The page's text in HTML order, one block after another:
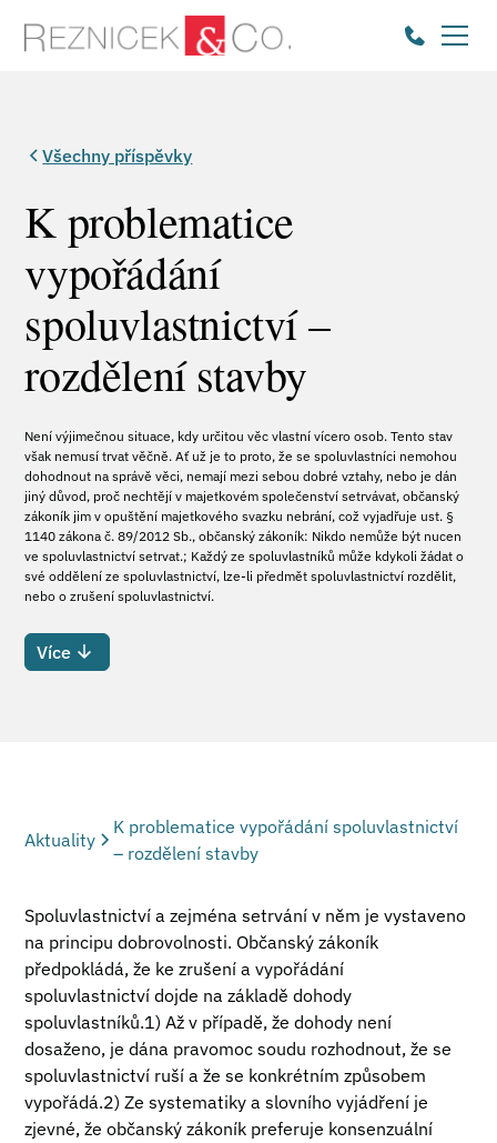
Všechny příspěvky
K problematice
vypořádání
spoluvlastnictví –
rozdělení stavby
Není výjimečnou situace, kdy určitou věc vlastní vícero osob. Tento stav
však nemusí trvat věčně. Ať už je to proto, že se spoluvlastníci nemohou
dohodnout na správě věci, nemají mezi sebou dobré vztahy, nebo je dán
jiný důvod, proč nechtějí v majetkovém společenství setrvávat, občanský
zákoník jim v opuštění majetkového svazku nebrání, což vyjadřuje ust. §
1140 zákona č. 89/2012 Sb., občanský zákoník: Nikdo nemůže být nucen
ve spoluvlastnictví setrvat.; Každý ze spoluvlastníků může kdykoli žádat o
své oddělení ze spoluvlastnictví, lze-li předmět spoluvlastnictví rozdělit,
nebo o zrušení spoluvlastnictví.
Více
Aktuality
K problematice vypořádání spoluvlastnictví
– rozdělení stavby
Spoluvlastnictví a zejména setrvání v něm je vystaveno
na principu dobrovolnosti. Občanský zákoník
předpokládá, že ke zrušení a vypořádání
spoluvlastnictví dojde na základě dohody
spoluvlastníků.1) Až v případě, že dohody není
dosaženo, je dána pravomoc soudu rozhodnout, že se
spoluvlastnictví ruší a že se konkrétním způsobem
vypořádá.2) Ze systematiky a slovního vyjádření je
zjevné, že občanský zákoník preferuje konsenzuální